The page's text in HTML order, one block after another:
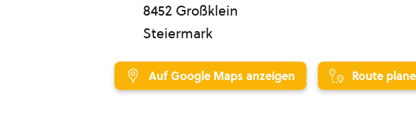
8452 Großklein
Steiermark
Auf Google Maps anzeigen Route